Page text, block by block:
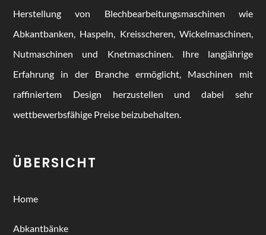
Herstellung von Blechbearbeitungsmaschinen wie
Abkantbanken, Haspeln, Kreisscheren, Wickelmaschinen,
Nutmaschinen und Knetmaschinen. Ihre langjährige
Erfahrung in der Branche ermöglicht, Maschinen mit
raffiniertem Design herzustellen und dabei sehr
wettbewerbsfähige Preise beizubehalten.
ÜBERSICHT
Home
Abkantbänke